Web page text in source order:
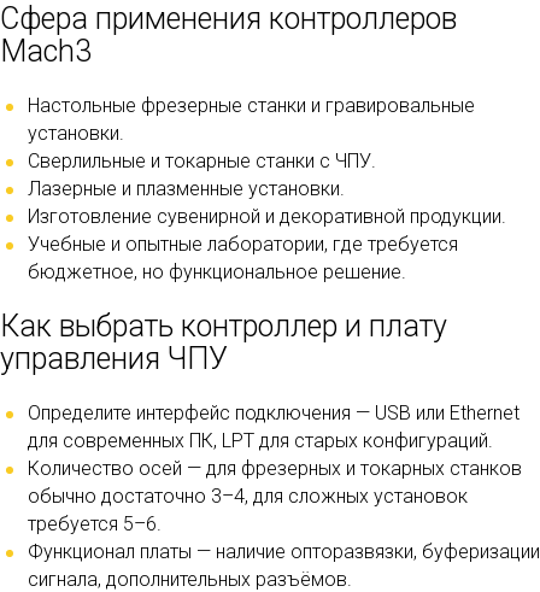
Сфера применения контроллеров
Mach3
Настольные фрезерные станки и гравировальные
установки.
Сверлильные и токарные станки с ЧПУ.
Лазерные и плазменные установки.
Изготовление сувенирной и декоративной продукции.
Учебные и опытные лаборатории, где требуется
бюджетное, но функциональное решение.
Как выбрать контроллер и плату
управления ЧПУ
Определите интерфейс подключения — USB или Ethernet
для современных ПК, LPT для старых конфигураций.
Количество осей — для фрезерных и токарных станков
обычно достаточно 3–4, для сложных установок
требуется 5–6.
Функционал платы — наличие опторазвязки, буферизации
сигнала, дополнительных разъёмов.